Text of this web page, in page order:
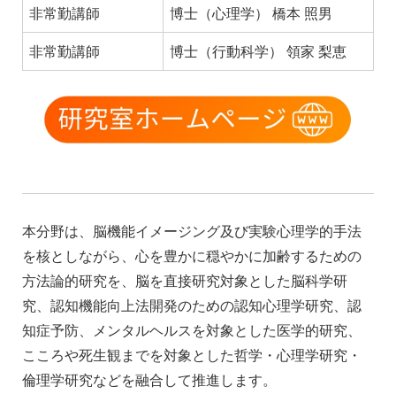
非常勤講師
博士（心理学） 橋本 照男
非常勤講師
博士（行動科学） 領家 梨恵
本分野は、脳機能イメージング及び実験心理学的手法
を核としながら、心を豊かに穏やかに加齢するための
方法論的研究を、脳を直接研究対象とした脳科学研
究、認知機能向上法開発のための認知心理学研究、認
知症予防、メンタルヘルスを対象とした医学的研究、
こころや死生観までを対象とした哲学・心理学研究・
倫理学研究などを融合して推進します。